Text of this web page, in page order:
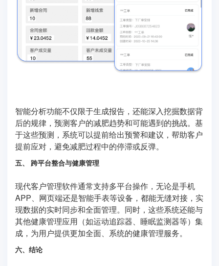
智能分析功能不仅限于生成报告，还能深入挖掘数据背
后的规律，预测客户的减肥趋势和可能遇到的挑战。基
于这些预测，系统可以提前给出预警和建议，帮助客户
提前应对，避免减肥过程中的停滞或反弹。
五、 跨平台整合与健康管理
现代客户管理软件通常支持多平台操作，无论是手机
APP、网页端还是智能手表等设备，都能无缝对接，实
现数据的实时同步和全面管理。同时，这些系统还能与
其他健康管理应用（如运动追踪器、睡眠监测器等）集
成，为用户提供更加全面、系统的健康管理服务。
六、结论